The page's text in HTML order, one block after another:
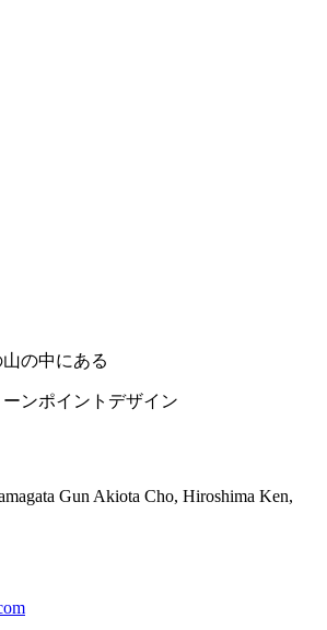
の中にある
ンポイントデザイン
Gun Akiota Cho, Hiroshima Ken,